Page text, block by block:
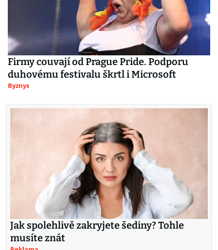
Firmy couvají od Prague Pride. Podporu
duhovému festivalu škrtl i Microsoft
Byznys
Jak spolehlivě zakryjete šediny? Tohle
musíte znát